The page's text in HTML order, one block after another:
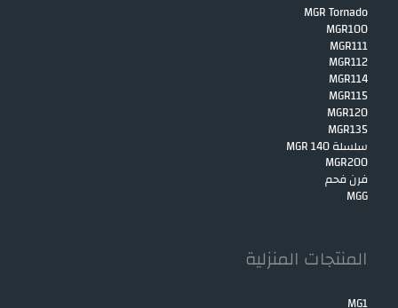
MGR Tornado
MGR100
MGR111
MGR112
MGR114
MGR115
MGR120
MGR135
سلسلة MGR 140
MGR200
فرن فحم
MGG
المنتجات المنزلية
MG1